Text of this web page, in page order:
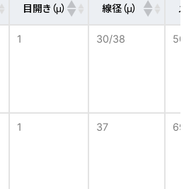
目開き（μ） 線径（μ） メ
1 30/38
1 37